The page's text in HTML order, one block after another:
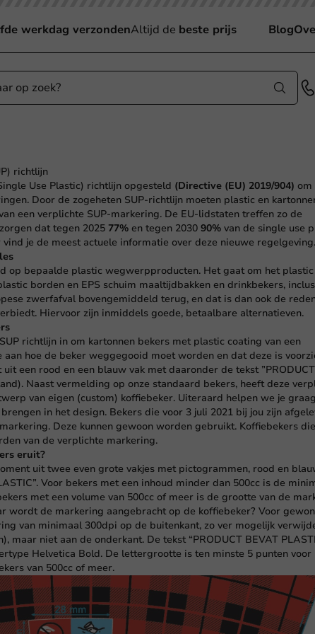
werkdag verzondenAltijd de beste prijs Blog
richtlijn
Use Plastic) richtlijn opgesteld (Directive (EU) 2019/904) om
Door de zogeheten SUP-richtlijn moeten plastic en
een verplichte SUP-markering. De EU-lidstaten treffen zo de
dat tegen 2025 77% en tegen 2030 90% van de single use
je de meest actuele informatie over deze nieuwe regelgeving.
op bepaalde plastic wegwerpproducten. Het gaat om het plastic
borden en EPS schuim maaltijdbakken en drinkbekers,
zwerfafval bovengemiddeld terug, en dat is dan ook de
Hiervoor zijn inmiddels goede, betaalbare alternatieven.
richtlijn in om kartonnen bekers met plastic coating van een
hoe de beker weggegooid moet worden en dat deze is
een rood en een blauw vak met daaronder de tekst ”PRODUCT
Naast vermelding op onze standaard bekers, heeft deze
van eigen (custom) koffiebeker. Uiteraard helpen we je
in het design. Bekers die voor 3 juli 2021 bij jou zijn
Deze kunnen gewoon worden gebruikt. Koffiebekers
van de verplichte markering.
eruit?
uit twee even grote vakjes met pictogrammen, rood en
Voor bekers met een inhoud minder dan 500cc is de
met een volume van 500cc of meer is de grootte van de
wordt de markering aangebracht op de koffiebeker? Voor
van minimaal 300dpi op de buitenkant, zo ver mogelijk
maar niet aan de onderkant. De tekst “PRODUCT BEVAT
Helvetica Bold. De lettergrootte is ten minste 5 punten voor
van 500cc of meer.